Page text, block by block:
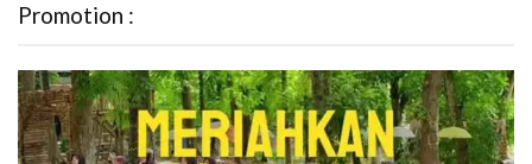
Promotion :